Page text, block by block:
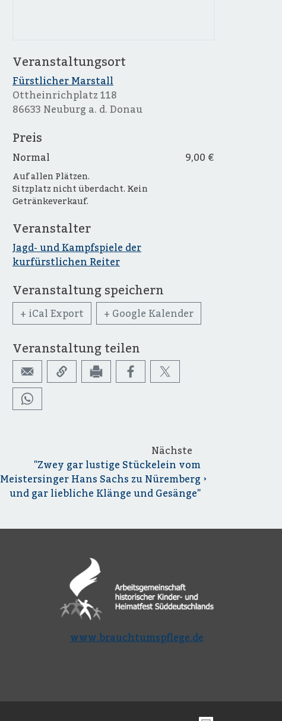
Veranstaltungsort
Fürstlicher Marstall
Ottheinrichplatz 118
86633 Neuburg a. d. Donau
Preis
Normal 9,00 €
Auf allen Plätzen.
Sitzplatz nicht überdacht. Kein
Getränkeverkauf.
Veranstalter
Jagd- und Kampfspiele der
kurfürstlichen Reiter
Veranstaltung speichern
+ iCal Export + Google Kalender
Veranstaltung teilen
Nächste
"Zwey gar lustige Stückelein vom
Meistersinger Hans Sachs zu Nüremberg
und gar liebliche Klänge und Gesänge"
www.brauchtumspflege.de